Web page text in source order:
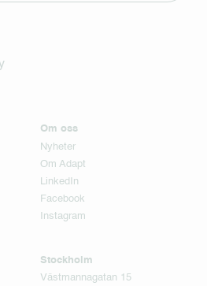
Om oss
Nyheter
Om Adapt
LinkedIn
Facebook
Instagram
Stockholm
Västmannagatan 15